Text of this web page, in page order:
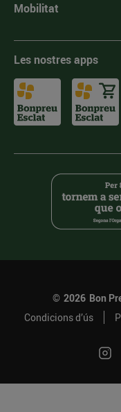
Mobilitat
Les nostres apps
© 2026 Bon
Condicions d’ús